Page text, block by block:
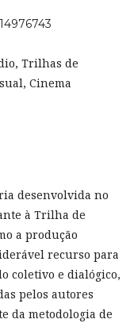
Trilhas de
Cinema
desenvolvida no
à Trilha de
a produção
recurso para
coletivo e dialógico,
pelos autores
da metodologia de